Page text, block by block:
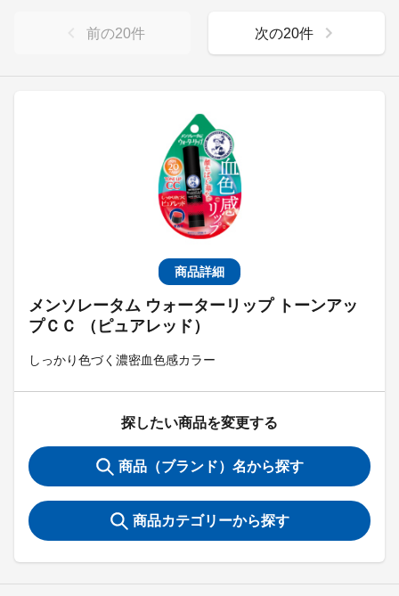
商品詳細
メンソレータム ウォーターリップ トーンアッ
プＣＣ （ピュアレッド）
しっかり色づく濃密血色感カラー
探したい商品を変更する
商品（ブランド）名から探す
商品カテゴリーから探す
前の20件 次の20件